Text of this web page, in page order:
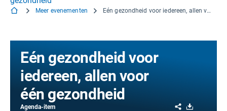
Meer evenementen Eén gezondheid voor iedereen, allen voor één gezondheid
Eén gezondheid voor
iedereen, allen voor
één gezondheid
Agenda-item Share